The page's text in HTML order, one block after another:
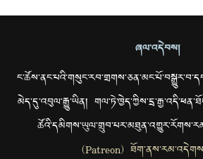
ཞལ་འདེབས།
མེད་དུ་འབུལ་རྒྱུ་ཡིན།
(Patreon)